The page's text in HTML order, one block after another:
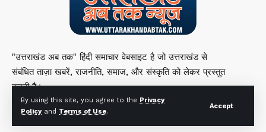
By using this site, you agree to the Privacy
Policyand Terms of Use.
Accept
"उत्तराखंड अब तक" हिंदी समाचार वेबसाइट है जो उत्तराखंड से
संबंधित ताज़ा खबरें, राजनीति, समाज, और संस्कृति को लेकर प्रस्तुत
करती है।